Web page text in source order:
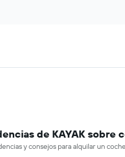
de KAYAK sobre
y consejos para alquilar un